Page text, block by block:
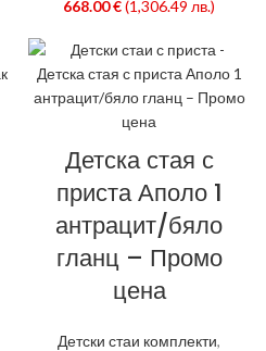
668.00€(1,306.49 лв.)
Детска стая с
приста Аполо 1
антрацит/бяло
гланц – Промо
цена
Детски стаи комплекти,